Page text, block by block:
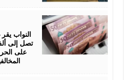
النواب
تصل إلى
على